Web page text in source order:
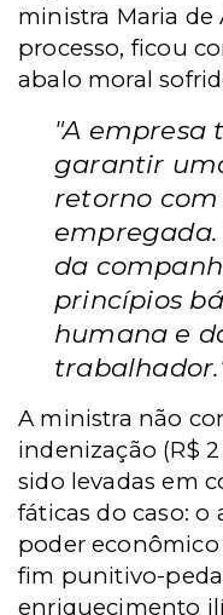
ministra Maria de
processo, ficou
abalo moral
"A empresa
garantir
retorno
empregada.
da
princípios
humana e
A ministra não
indenização (R$
sido levadas em
fáticas do caso: o
poder
fim punitivo-
enriquecimento